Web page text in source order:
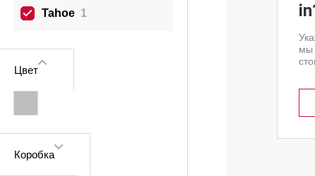
Tahoe 1
Цвет
Коробка
мы